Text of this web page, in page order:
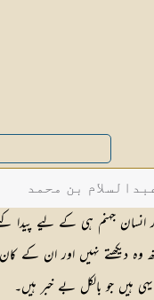
بن محمد
انسان جہنم ہی کے لیے
دیکھتے نہیں اور ان کے
یہی ہیں جو بالکل بے خبر ہیں۔